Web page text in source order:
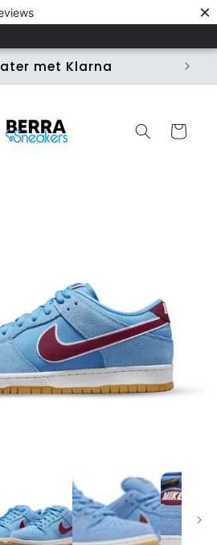
×
met Klarna
Winkelwagen